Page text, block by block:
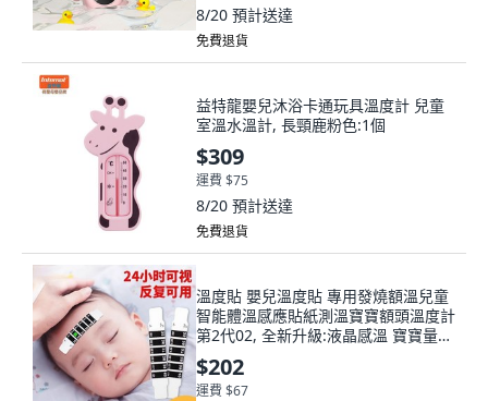
8/20 預計送達
免費退貨
益特龍嬰兒沐浴卡通玩具溫度計 兒童
室溫水溫計, 長頸鹿粉色:1個
$309
運費 $75
8/20 預計送達
免費退貨
溫度貼 嬰兒溫度貼 專用發燒額溫兒童
智能體溫感應貼紙測溫寶寶額頭溫度計
第2代02, 全新升級:液晶感溫 寶寶量溫
貼 精準測量,甄選品質:熟睡可測 1片裝
可重複使用
$202
運費 $67